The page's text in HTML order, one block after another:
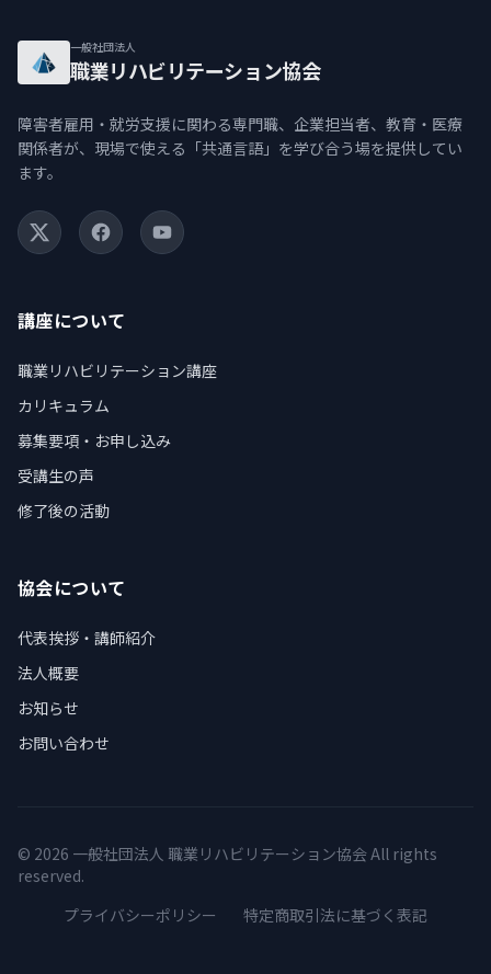
一般社団法人
職業リハビリテーション協会
障害者雇用・就労支援に関わる専門職、企業担当者、教育・医療
関係者が、現場で使える「共通言語」を学び合う場を提供してい
ます。
X (Twitter)FacebookYouTube
講座について
職業リハビリテーション講座
カリキュラム
募集要項・お申し込み
受講生の声
修了後の活動
協会について
代表挨拶・講師紹介
法人概要
お知らせ
お問い合わせ
© 2026 一般社団法人 職業リハビリテーション協会 All rights
reserved.
プライバシーポリシー
特定商取引法に基づく表記